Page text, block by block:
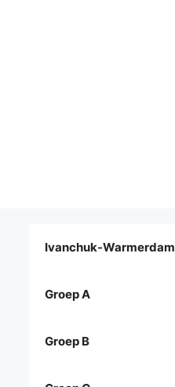
Ivanchuk-Warmerdam
Groep A
Groep B